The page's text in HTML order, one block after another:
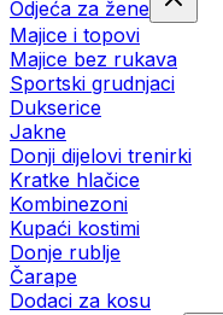
Odjeća za žene
Majice i topovi
Majice bez rukava
Sportski grudnjaci
Dukserice
Jakne
Donji dijelovi trenirki
Kratke hlačice
Kombinezoni
Kupaći kostimi
Donje rublje
Čarape
Dodaci za kosu